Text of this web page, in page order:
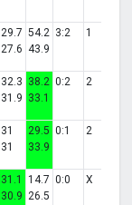
29.7
27.6
54.2
43.9
3:2 1
32.3
31.9
38.2
33.1
0:2 2
31
31
29.5
33.9
0:1 2
31.1
30.9
14.7
26.5
0:0 X